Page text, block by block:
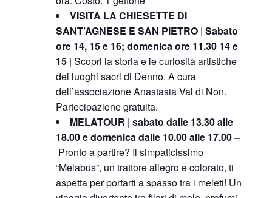
VISITA LA CHIESETTE DI
SANT’AGNESE E SAN PIETRO | Sabato
ore 14, 15 e 16; domenica ore 11.30 14 e
15 | Scopri la storia e le curiosità artistiche
dei luoghi sacri di Denno. A cura
dell’associazione Anastasia Val di Non.
Partecipazione gratuita.
MELATOUR | sabato dalle 13.30 alle
18.00 e domenica dalle 10.00 alle 17.00 –
Pronto a partire? Il simpaticissimo
“Melabus”, un trattore allegro e colorato, ti
aspetta per portarti a spasso tra i meleti! Un